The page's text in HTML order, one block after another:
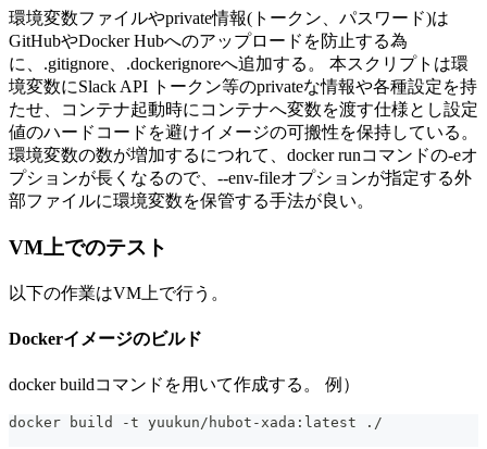
環境変数ファイルやprivate情報(トークン、パスワード)は
GitHubやDocker Hubへのアップロードを防止する為
に、.gitignore、.dockerignoreへ追加する。 本スクリプトは環
境変数にSlack API トークン等のprivateな情報や各種設定を持
たせ、コンテナ起動時にコンテナへ変数を渡す仕様とし設定
値のハードコードを避けイメージの可搬性を保持している。
環境変数の数が増加するにつれて、docker runコマンドの-eオ
プションが長くなるので、--env-fileオプションが指定する外
部ファイルに環境変数を保管する手法が良い。
VM上でのテスト
以下の作業はVM上で行う。
Dockerイメージのビルド
docker buildコマンドを用いて作成する。 例）
docker build -t yuukun/hubot-xada:latest ./